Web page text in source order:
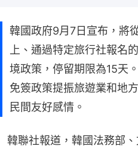
韓國政府9月7日宣布，將
上、通過特定旅行社報名
境政策，停留期限為15天
免簽政策提振旅遊業和地
民間友好感情。
韓聯社報道，韓國法務部